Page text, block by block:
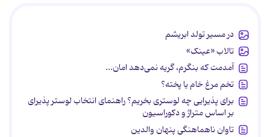
در مسیر تولد ابریشم
تالاب «عینک»
آمدمت که بنگرم، گریه نمی‌دهد امان...
تخم مرغ خام یا پخته؟
برای پذیرایی چه لوستری بخریم؟ راهنمای انتخاب لوستر پذیرای
بر اساس متراژ و دکوراسیون
تاوان ناهماهنگی پنهان والدین